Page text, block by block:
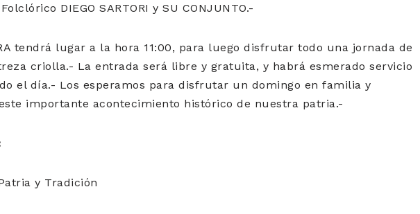
DIEGO SARTORI y SU CONJUNTO.-
tendrá lugar a la hora 11:00, para luego disfrutar todo una jornada de
criolla.- La entrada será libre y gratuita, y habrá esmerado servicio
el día.- Los esperamos para disfrutar un domingo en familia y
importante acontecimiento histórico de nuestra patria.-
y Tradición